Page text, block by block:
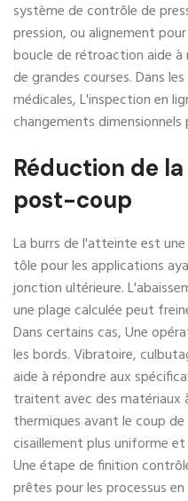
système de contrôle de
pression, ou alignement
boucle de rétroaction aide
de grandes courses. Dans
médicales, L'inspection en
changements
Réduction de
post-coup
La burrs de l'atteinte est
tôle pour les applications
jonction ultérieure.
une plage calculée peut
Dans certains cas, Une
les bords. Vibratoire,
aide à répondre aux
traitent avec des matériaux
thermiques avant le coup
cisaillement plus uniforme
Une étape de finition
prêtes pour les processus en